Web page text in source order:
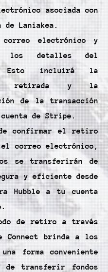
asociada con
de Laniakea.
electrónico y
los detalles del
Esto incluirá la
retirada y la
de la transacción
de Stripe.
de confirmar el retiro
el correo electrónico,
se transferirán de
y eficiente desde
Hubble a tu cuenta
de retiro a través
Connect brinda a los
forma conveniente
de transferir fondos